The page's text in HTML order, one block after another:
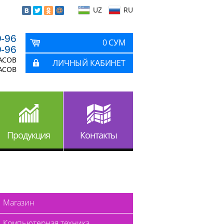
UZ RU
96
96
0 СУМ
ЛИЧНЫЙ КАБИНЕТ
Продукция Контакты
Магазин